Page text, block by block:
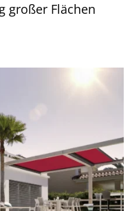
großer Flächen